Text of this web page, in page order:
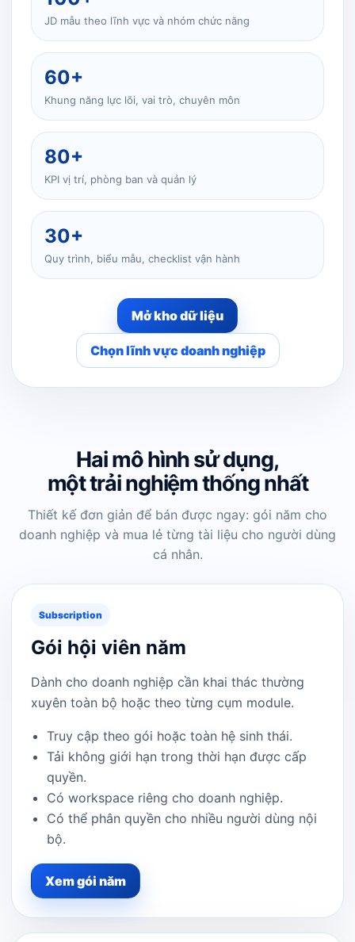
JD mẫu theo lĩnh vực và nhóm chức năng
60+
Khung năng lực lõi, vai trò, chuyên môn
80+
KPI vị trí, phòng ban và quản lý
30+
Quy trình, biểu mẫu, checklist vận hành
Mở kho dữ liệu
Chọn lĩnh vực doanh nghiệp
Hai mô hình sử dụng,
một trải nghiệm thống nhất
Thiết kế đơn giản để bán được ngay: gói năm cho
doanh nghiệp và mua lẻ từng tài liệu cho người dùng
cá nhân.
Subscription
Gói hội viên năm
Dành cho doanh nghiệp cần khai thác thường
xuyên toàn bộ hoặc theo từng cụm module.
Truy cập theo gói hoặc toàn hệ sinh thái.
Tải không giới hạn trong thời hạn được cấp
quyền.
Có workspace riêng cho doanh nghiệp.
Có thể phân quyền cho nhiều người dùng nội
bộ.
Xem gói năm